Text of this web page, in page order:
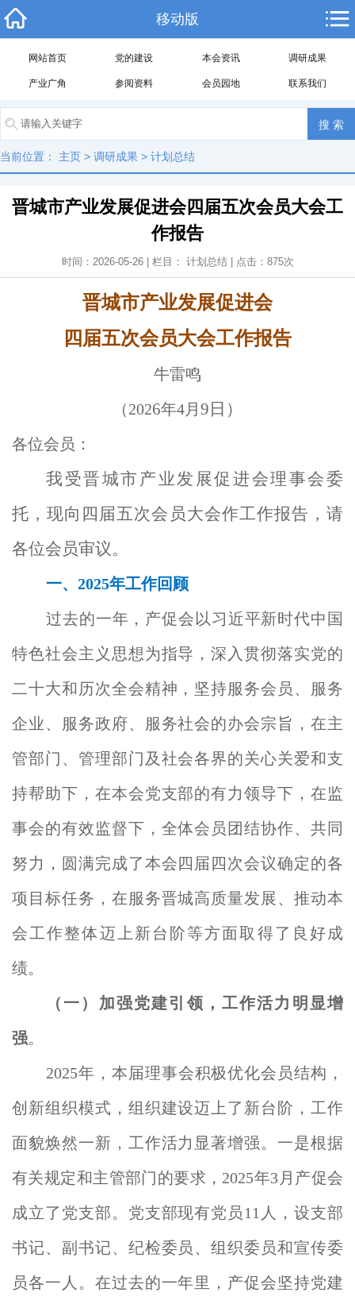
移动版
网站首页 党的建设 本会资讯 调研成果
产业广角 参阅资料 会员园地 联系我们
当前位置： 主页 > 调研成果 > 计划总结
晋城市产业发展促进会四届五次会员大会工
作报告
时间：2026-05-26 | 栏目： 计划总结| 点击： 875次
晋城市产业发展促进会
四届五次会员大会工作报告
牛雷鸣
（2026年4月 9日）
各位会员：
我受晋城市产业发展促进会理事会委
托，现向四届五次会员大会作工作报告，请
各位会员审议。
一、2025年工作回顾
过去的一年，产促会以习近平新时代中国
特色社会主义思想为指导，深入贯彻落实党的
二十大和历次全会精神，坚持服务会员、服务
企业、服务政府、服务社会的办会宗旨，在主
管部门、管理部门及社会各界的关心关爱和支
持帮助下，在本会党支部的有力领导下，在监
事会的有效监督下，全体会员团结协作、共同
努力，圆满完成了本会四届四次会议确定的各
项目标任务，在服务晋城高质量发展、推动本
会工作整体迈上新台阶等方面取得了良好成
绩。
（一） 加强党建引领 ， 工作活力 明显增
强。
2025年，本届理事会积极优化会员结构，
创新组织模式，组织建设迈上了新台阶，工作
面貌焕然一新，工作活力显著增强。一是根据
有关规定和主管部门的要求，2025年3月产促会
成立了党支部。党支部现有党员11人，设支部
书记、副书记、纪检委员、组织委员和宣传委
员各一人。在过去的一年里，产促会坚持党建